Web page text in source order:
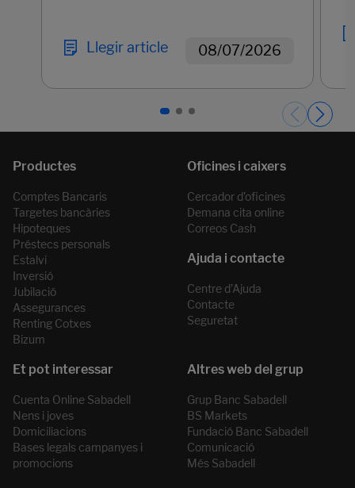
Llegir article 08/07/2026
Comptes Bancaris
Targetes bancàries
Hipoteques
Préstecs personals
Estalvi
Inversió
Jubilació
Assegurances
Renting Cotxes
Bizum
Cercador d’oficines
Demana cita online
Correos Cash
Centre d’Ajuda
Contacte
Seguretat
Cuenta Online Sabadell
Nens i joves
Domiciliacions
Bases legals campanyes i
promocions
Grup Banc Sabadell
BS Markets
Fundació Banc Sabadell
Comunicació
Més Sabadell